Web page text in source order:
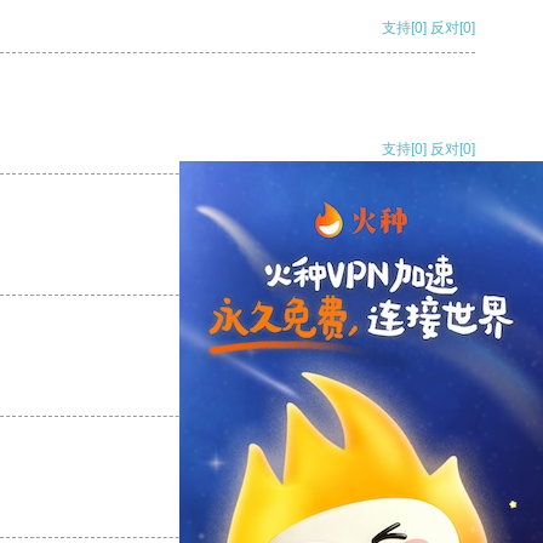
支持[0] 反对[0]
支持[0] 反对[0]
支持[0] 反对
支持
反对 [0]